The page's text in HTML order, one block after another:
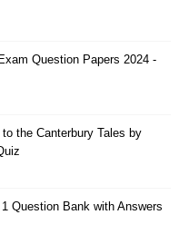
Question Papers 2024 -
the Canterbury Tales by
Question Bank with Answers